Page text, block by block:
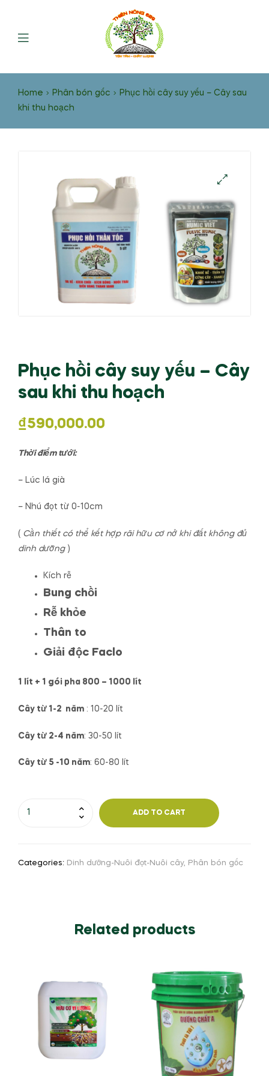
Home Phân bón gốc
Phục hồi cây suy yếu – Cây sau
khi thu hoạch
Phục hồi cây suy yếu – Cây
sau khi thu hoạch
₫590,000.00
Thời điểm tưới:
– Lúc lá già
– Nhú đọt từ 0-10cm
( Cần thiết có thể kết hợp rãi hữu cơ nở khi đất không đủ
dinh dưỡng)
Kích rễ
Bung chồi
Rễ khỏe
Thân to
Giải độc Faclo
1 lít + 1 gói pha 800 – 1000 lít
Cây từ 1-2 năm : 10-20 lít
Cây từ 2-4 năm: 30-50 lít
Cây từ 5 -10 năm: 60-80 lít
ADD TO CART
Categories: Dinh dưỡng-Nuôi đọt-Nuôi cây, Phân bón gốc
Related products